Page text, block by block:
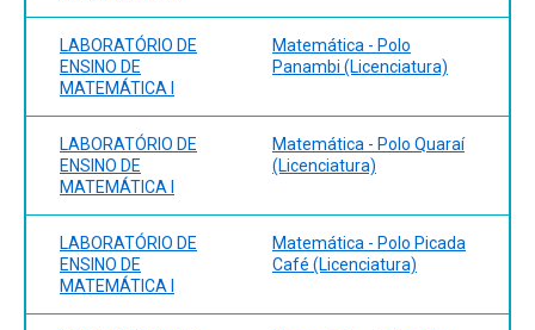
LABORATÓRIO DE
ENSINO DE
MATEMÁTICA I
Matemática - Polo
Panambi (Licenciatura)
LABORATÓRIO DE
ENSINO DE
MATEMÁTICA I
Matemática - Polo Quaraí
(Licenciatura)
LABORATÓRIO DE
ENSINO DE
MATEMÁTICA I
Matemática - Polo Picada
Café (Licenciatura)